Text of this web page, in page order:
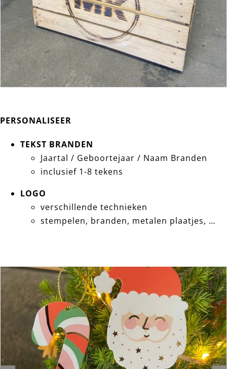
PERSONALISEER
TEKST BRANDEN
Jaartal / Geboortejaar / Naam Branden
inclusief 1-8 tekens
LOGO
verschillende technieken
stempelen, branden, metalen plaatjes, …